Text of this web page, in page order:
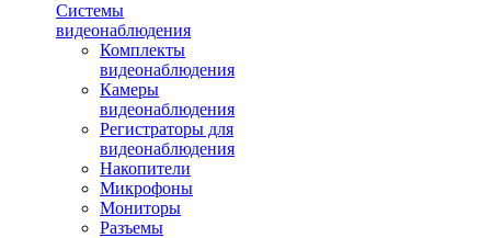
Системы
видеонаблюдения
Комплекты
видеонаблюдения
Камеры
видеонаблюдения
Регистраторы для
видеонаблюдения
Накопители
Микрофоны
Мониторы
Разъемы